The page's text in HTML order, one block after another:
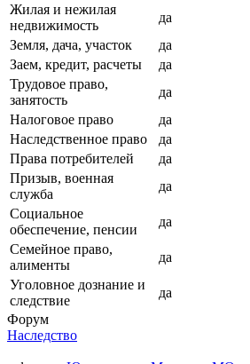
Жилая и нежилая
недвижимость
да
Земля, дача, участок
да
Заем, кредит, расчеты
да
Трудовое право,
занятость
да
Налоговое право
да
Наследственное право
да
Права потребителей
да
Призыв, военная
служба
да
Социальное
обеспечение, пенсии
да
Семейное право,
алименты
да
Уголовное дознание и
следствие
да
Форум
Наследство